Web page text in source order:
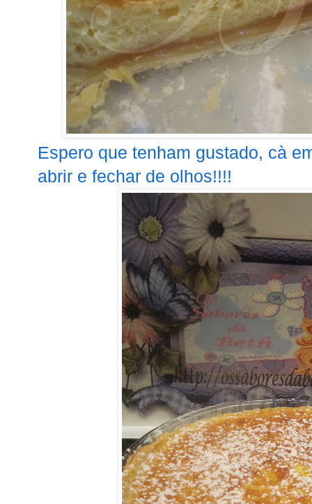
Espero que tenham gustado, cà
abrir e fechar de olhos!!!!